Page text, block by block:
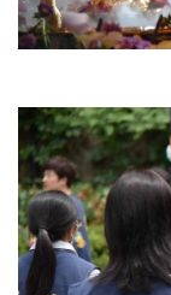
规
责
声
明